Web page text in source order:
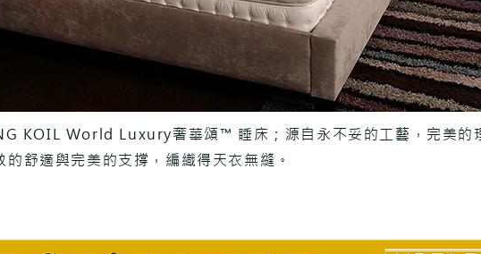
KOIL World Luxury奢華頌™ 睡床；源自永不妥的工藝，完美的
舒適與完美的支撐，編織得天衣無縫。